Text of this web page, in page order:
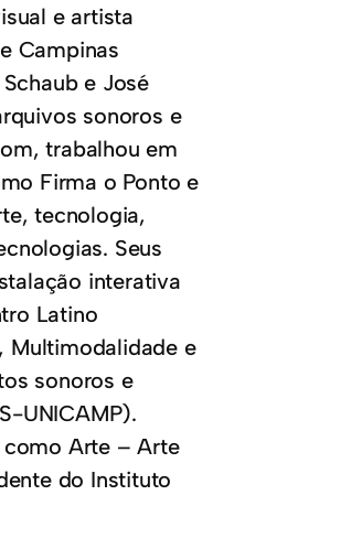
e artista
Campinas
e José
sonoros e
trabalhou em
Firma o Ponto e
tecnologia,
Seus
interativa
Latino
Multimodalidade e
sonoros e
UNICAMP).
como Arte – Arte
do Instituto